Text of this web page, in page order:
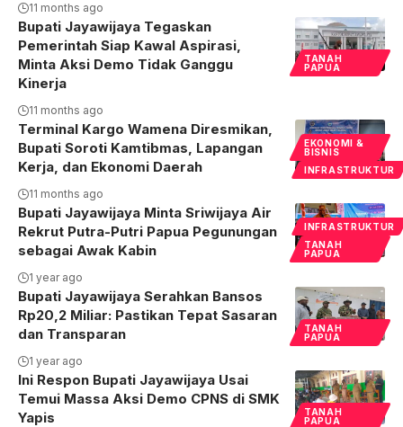
11 months ago
TANAH
PAPUA
Bupati Jayawijaya Tegaskan
Pemerintah Siap Kawal Aspirasi,
Minta Aksi Demo Tidak Ganggu
Kinerja
11 months ago
EKONOMI &
BISNIS
INFRASTRUKTUR
Terminal Kargo Wamena Diresmikan,
Bupati Soroti Kamtibmas, Lapangan
Kerja, dan Ekonomi Daerah
11 months ago
INFRASTRUKTUR
TANAH
PAPUA
Bupati Jayawijaya Minta Sriwijaya Air
Rekrut Putra-Putri Papua Pegunungan
sebagai Awak Kabin
1 year ago
TANAH
PAPUA
Bupati Jayawijaya Serahkan Bansos
Rp20,2 Miliar: Pastikan Tepat Sasaran
dan Transparan
1 year ago
TANAH
PAPUA
Ini Respon Bupati Jayawijaya Usai
Temui Massa Aksi Demo CPNS di SMK
Yapis